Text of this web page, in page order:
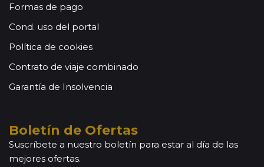
Formas de pago
Cond. uso del portal
Política de cookies
Contrato de viaje combinado
Garantía de Insolvencia
Boletín de Ofertas
Suscríbete a nuestro boletín para estar al día de las
mejores ofertas.